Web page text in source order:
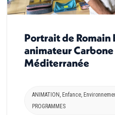
Portrait de Romain
animateur Carbone
Méditerranée
ANIMATION , Enfance,
PROGRAMMES